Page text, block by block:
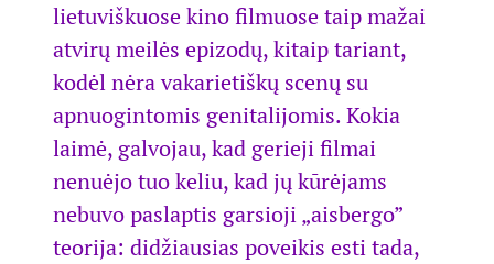
lietuviškuose kino filmuose taip mažai
atvirų meilės epizodų, kitaip tariant,
kodėl nėra vakarietiškų scenų su
apnuogintomis genitalijomis. Kokia
laimė, galvojau, kad gerieji filmai
nenuėjo tuo keliu, kad jų kūrėjams
nebuvo paslaptis garsioji „aisbergo”
teorija: didžiausias poveikis esti tada,